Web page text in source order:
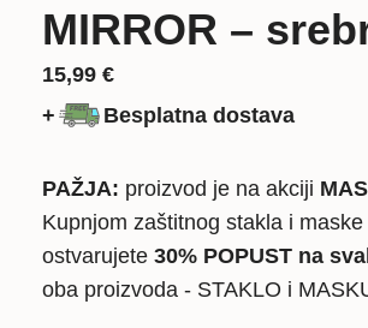
MIRROR –
15,99 €
+
Besplatna dostava
PAŽJA: proizvod je na akciji
Kupnjom zaštitnog stakla i
ostvarujete 30% POPUST na
oba proizvoda - STAKLO i